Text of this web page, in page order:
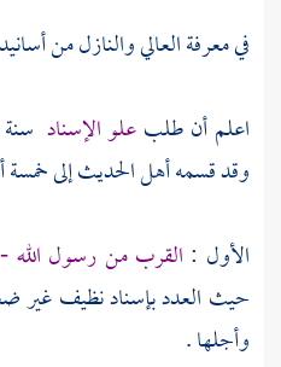
في معرفة العالي والنازل من
اعلم أن طلبعلو الإسناد
وقد قسمه أهل الحديث إلى خمسة
الأول : القرب من رسول الله
حيث العدد بإسناد نظيف غير
وأجلها .